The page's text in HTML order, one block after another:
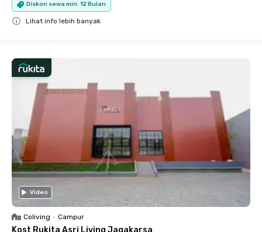
Diskon sewa min. 12 Bulan
Lihat info lebih banyak
Video
Coliving • Campur
Kost Rukita Asri Living Jagakarsa